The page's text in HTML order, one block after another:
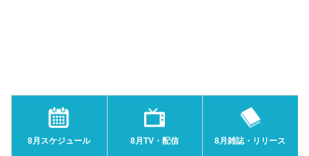
8月スケジュール 8月TV・配信 8月雑誌・リリース